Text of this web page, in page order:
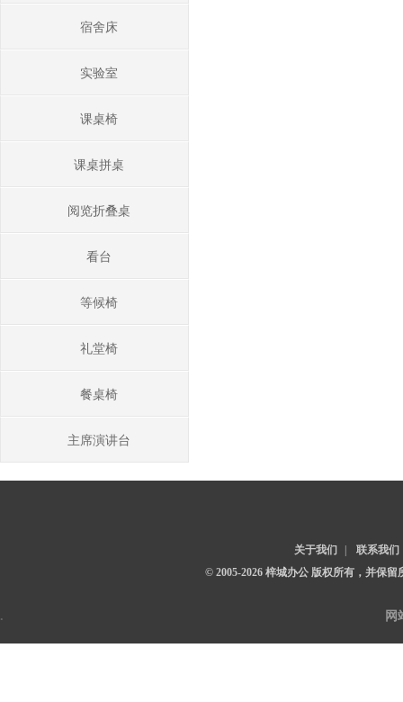
宿舍床
实验室
课桌椅
课桌拼桌
阅览折叠桌
看台
等候椅
礼堂椅
餐桌椅
主席演讲台
关于我们
联系我们
© 2005-2026 梓城办公 版权所有，并保留
. 网